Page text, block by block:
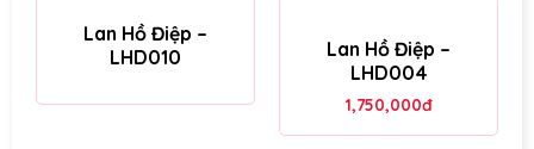
Lan Hồ Điệp –
LHD010
Lan Hồ Điệp –
LHD004
1,750,000đ